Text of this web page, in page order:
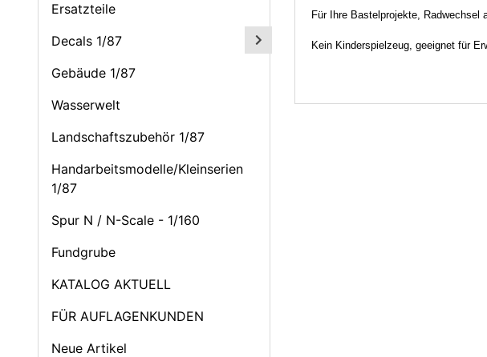
Ersatzteile
Decals 1/87
Gebäude 1/87
Wasserwelt
Landschaftszubehör 1/87
Handarbeitsmodelle/Kleinserien
1/87
Spur N / N-Scale - 1/160
Fundgrube
KATALOG AKTUELL
FÜR AUFLAGENKUNDEN
Neue Artikel
Für Ihre Bastelprojekte, Radwechsel
Kein Kinderspielzeug, geeignet für